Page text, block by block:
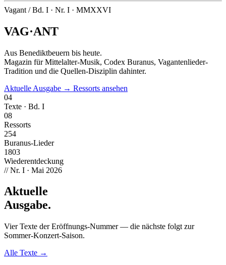
Vagant / Bd. I · Nr. I · MMXXVI
VAG·ANT
Aus Benediktbeuern bis heute.
Magazin für Mittelalter-Musik, Codex Buranus, Vagantenlieder-
Tradition und die Quellen-Disziplin dahinter.
Aktuelle Ausgabe → Ressorts ansehen
04
Texte · Bd. I
08
Ressorts
254
Buranus-Lieder
1803
Wiederentdeckung
// Nr. I · Mai 2026
Aktuelle
Ausgabe.
Vier Texte der Eröffnungs-Nummer — die nächste folgt zur
Sommer-Konzert-Saison.
Alle Texte →